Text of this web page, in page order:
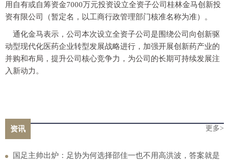
用自有或自筹资金7000万元投资设立全资子公司桂林金马创新投
资有限公司（暂定名，以工商行政管理部门核准名称为准）。
通化金马表示，公司本次设立全资子公司是围绕公司向创新驱
动型现代化医药企业转型发展战略进行，加强开展创新药产业的
并购和布局，提升公司核心竞争力，为公司的长期可持续发展注
入新动力。
资讯 更多>
国足主帅出炉：足协为何选择邵佳一也不用高洪波，答案就是